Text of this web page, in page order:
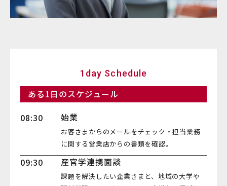
1day Schedule
ある1日のスケジュール
08:30
始業
お客さまからのメールをチェック・担当業務
に関する営業店からの書類を確認。
09:30 産官学連携面談
課題を解決したい企業さまと、地域の大学や